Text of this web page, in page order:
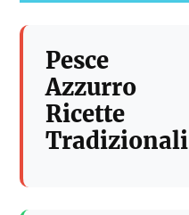
Pesce
Azzurro
Ricette
Tradizionali